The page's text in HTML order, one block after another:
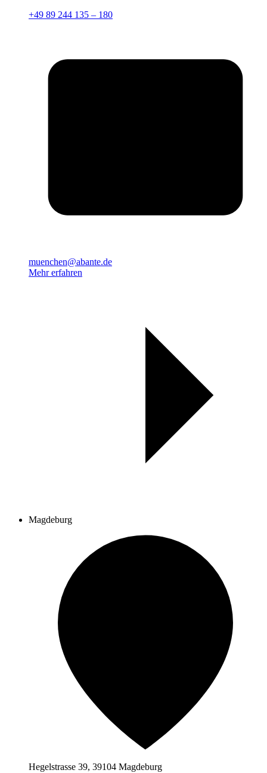
+49 89 244 135 – 180
muenchen@abante.de
Mehr erfahren
Magdeburg
Hegelstrasse 39, 39104 Magdeburg